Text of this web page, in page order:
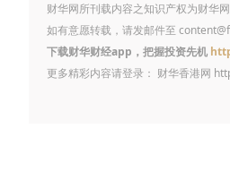
财华网所刊载内容之知识产权为财华
如有意愿转载，请发邮件至
下载财华财经app，把握投资先机
更多精彩内容请登录： 财华香港网